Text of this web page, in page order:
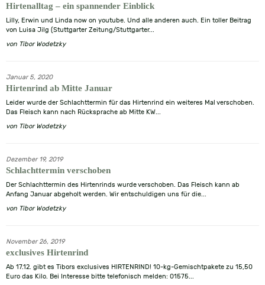
Hirtenalltag – ein spannender Einblick
Lilly, Erwin und Linda now on youtube. Und alle anderen auch. Ein toller Beitrag
von Luisa Jilg (Stuttgarter Zeitung/Stuttgarter...
von Tibor Wodetzky
Januar 5, 2020
Hirtenrind ab Mitte Januar
Leider wurde der Schlachttermin für das Hirtenrind ein weiteres Mal verschoben.
Das Fleisch kann nach Rücksprache ab Mitte KW...
von Tibor Wodetzky
Dezember 19, 2019
Schlachttermin verschoben
Der Schlachttermin des Hirtenrinds wurde verschoben. Das Fleisch kann ab
Anfang Januar abgeholt werden. Wir entschuldigen uns für die...
von Tibor Wodetzky
November 26, 2019
exclusives Hirtenrind
Ab 17.12. gibt es Tibors exclusives HIRTENRIND! 10-kg-Gemischtpakete zu 15,50
Euro das Kilo. Bei Interesse bitte telefonisch melden: 01575...